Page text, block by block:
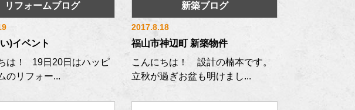
リフォームブログ
)イベント
は！ 19日20日はハッピ
のリフォー...
新築ブログ
2017.8.18
福山市神辺町 新築物件
こんにちは！ 設計の楠本です。
立秋が過ぎお盆も明けまし...